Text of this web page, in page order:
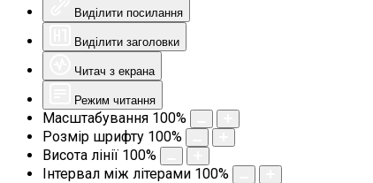
Виділити посилання
Виділити заголовки
Читач з екрана
Режим читання
Масштабування 100%
Розмір шрифту 100%
Висота лінії 100%
Інтервал між літерами 100%